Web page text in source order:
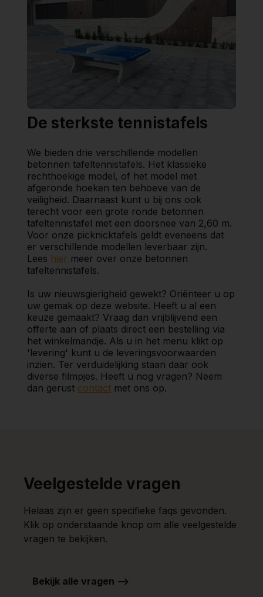
De sterkste tennistafels
We bieden drie verschillende modellen
betonnen tafeltennistafels. Het klassieke
rechthoekige model, of het model met
afgeronde hoeken ten behoeve van de
veiligheid. Daarnaast kunt u bij ons ook
terecht voor een grote ronde betonnen
tafeltennistafel met een doorsnee van 2,60 m.
Voor onze picknicktafels geldt eveneens dat
er verschillende modellen leverbaar zijn.
Lees hier meer over onze betonnen
tafeltennistafels.
Is uw nieuwsgierigheid gewekt? Oriënteer u op
uw gemak op deze website. Heeft u al een
keuze gemaakt? Vraag dan vrijblijvend een
offerte aan of plaats direct een bestelling via
het winkelmandje. Als u in het menu klikt op
'levering' kunt u de leveringsvoorwaarden
inzien. Ter verduidelijking staan daar ook
diverse filmpjes. Heeft u nog vragen? Neem
dan gerust contact met ons op.
Veelgestelde vragen
Helaas zijn er geen specifieke faqs gevonden.
Klik op onderstaande knop om alle veelgestelde
vragen te bekijken.
Bekijk alle vragen -->